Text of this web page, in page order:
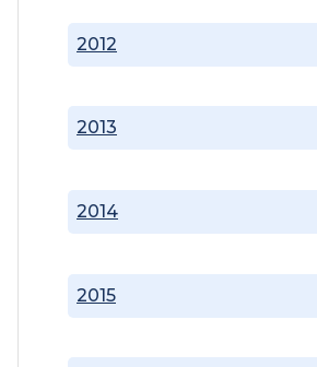
2012
2013
2014
2015